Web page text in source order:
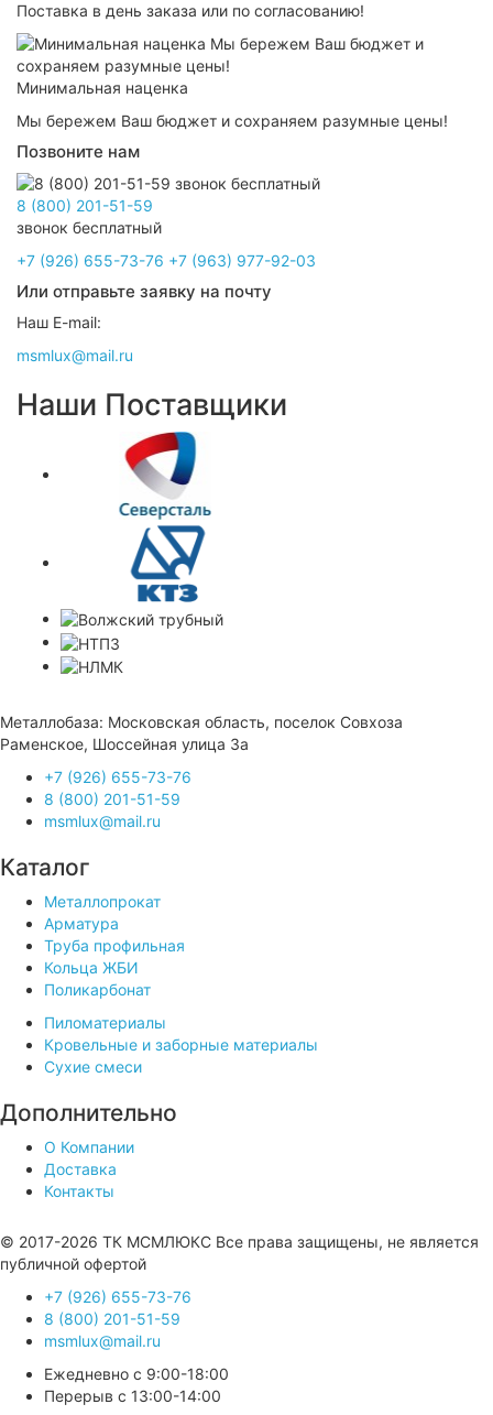
Поставка в день заказа или по согласованию!
Минимальная наценка
Мы бережем Ваш бюджет и сохраняем разумные цены!
Позвоните нам
8 (800) 201-51-59
звонок бесплатный
+7 (926) 655-73-76 +7 (963) 977-92-03
Или отправьте заявку на почту
Наш E-mail:
msmlux@mail.ru
Наши Поставщики
Металлобаза: Московская область, поселок Совхоза
Раменское, Шоссейная улица 3а
+7 (926) 655-73-76
8 (800) 201-51-59
msmlux@mail.ru
Каталог
Металлопрокат
Арматура
Труба профильная
Кольца ЖБИ
Поликарбонат
Пиломатериалы
Кровельные и заборные материалы
Сухие смеси
Дополнительно
О Компании
Доставка
Контакты
© 2017-2026 ТК МСМЛЮКС Все права защищены, не является
публичной офертой
+7 (926) 655-73-76
8 (800) 201-51-59
msmlux@mail.ru
Ежедневно с 9:00-18:00
Перерыв с 13:00-14:00